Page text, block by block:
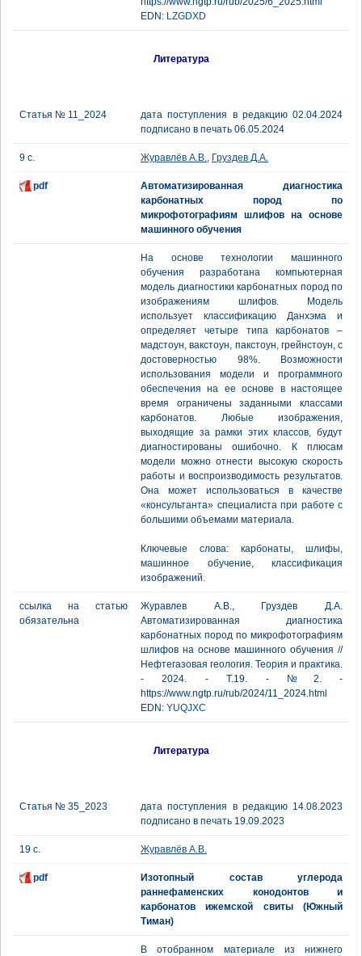
EDN: LZGDXD
Литература
Статья № 11_2024
дата поступления в редакцию 02.04.2024
подписано в печать 06.05.2024
9 с. Журавлёв А.В., Груздев Д.А.
pdf
Автоматизированная диагностика
карбонатных пород по
микрофотографиям шлифов на основе
машинного обучения
На основе технологии машинного
обучения разработана компьютерная
модель диагностики карбонатных пород по
изображениям шлифов. Модель
использует классификацию Данхэма и
определяет четыре типа карбонатов –
мадстоун, вакстоун, пакстоун, грейнстоун, с
достоверностью 98%. Возможности
использования модели и программного
обеспечения на ее основе в настоящее
время ограничены заданными классами
карбонатов. Любые изображения,
выходящие за рамки этих классов, будут
диагностированы ошибочно. К плюсам
модели можно отнести высокую скорость
работы и воспроизводимость результатов.
Она может использоваться в качестве
«консультанта» специалиста при работе с
большими объемами материала.
Ключевые слова: карбонаты, шлифы,
машинное обучение, классификация
изображений.
ссылка на статью
обязательна
Журавлев А.В., Груздев Д.А.
Автоматизированная диагностика
карбонатных пород по микрофотографиям
шлифов на основе машинного обучения //
Нефтегазовая геология. Теория и практика.
- 2024. - Т.19. - №2. -
https://www.ngtp.ru/rub/2024/11_2024.html
EDN: YUQJXC
Литература
Статья № 35_2023
дата поступления в редакцию 14.08.2023
подписано в печать 19.09.2023
19 с. Журавлёв А.В.
pdf
Изотопный состав углерода
раннефаменских конодонтов и
карбонатов ижемской свиты (Южный
Тиман)
В отобранном материале из нижнего